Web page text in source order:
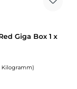
Giga Box 1 x
Kilogramm)